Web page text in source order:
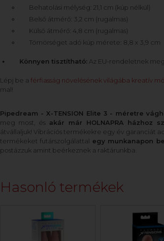
Behatolási mélység: 21,1 cm (kúp nélkül)
Belső átmérő: 3,2 cm (rugalmas)
Külső átmérő: 4,8 cm (rugalmas)
Tömörséget adó kúp mérete: 8,8 x 3,9 cm
Könnyen tisztítható: Az EU-rendeletnek
Lépj be a férfiasság növelésének világába kreatív
mal!
Pipedream - X-TENSION Elite 3 - méretre
meg most, és akár már HOLNAPRA házhoz
átvállaljuk! Vibrációs termékekre egy év garanciát
termékeket futárszolgálattal egy munkanapon
postázzuk amint beérkeznek a raktárunkba.
Hasonló termékek